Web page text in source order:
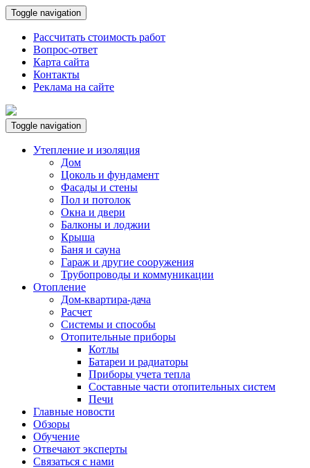
Toggle navigation
Рассчитать стоимость работ
Вопрос-ответ
Карта сайта
Контакты
Реклама на сайте
Toggle navigation
Утепление и изоляция
Дом
Цоколь и фундамент
Фасады и стены
Пол и потолок
Окна и двери
Балконы и лоджии
Крыша
Баня и сауна
Гараж и другие сооружения
Трубопроводы и коммуникации
Отопление
Дом-квартира-дача
Расчет
Системы и способы
Отопительные приборы
Котлы
Батареи и радиаторы
Приборы учета тепла
Составные части отопительных систем
Печи
Главные новости
Обзоры
Обучение
Отвечают эксперты
Связаться с нами